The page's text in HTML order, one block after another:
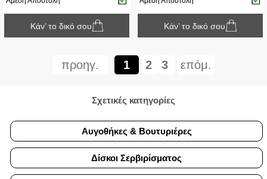
Κάν’ το δικό σου Κάν’ το δικό σου
προηγ. 1 2 3 επόμ.
Σχετικές κατηγορίες
Αυγοθήκες & Βουτυριέρες
Δίσκοι Σερβιρίσματος